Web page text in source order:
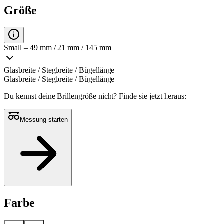
Größe
Small – 49 mm / 21 mm / 145 mm
Glasbreite / Stegbreite / Bügellänge
Glasbreite / Stegbreite / Bügellänge
Du kennst deine Brillengröße nicht? Finde sie jetzt heraus:
Messung starten
Farbe